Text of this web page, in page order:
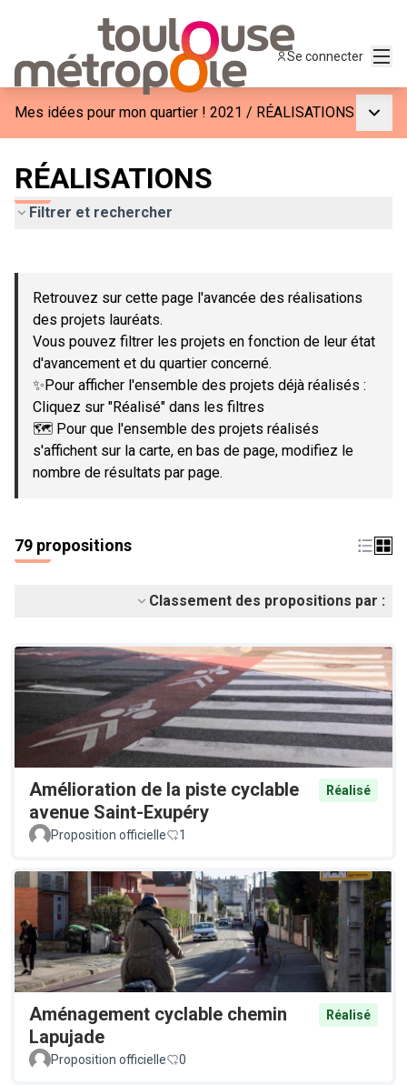
Se connecter
Mes idées pour mon quartier ! 2021 / RÉALISATIONS
RÉALISATIONS
Filtrer et rechercher
−
Retrouvez sur cette page l'avancée des réalisations
des projets lauréats.
Vous pouvez filtrer les projets en fonction de leur état
d'avancement et du quartier concerné.
✨Pour afficher l'ensemble des projets déjà réalisés :
Cliquez sur "Réalisé" dans les filtres
🗺️ Pour que l'ensemble des projets réalisés
s'affichent sur la carte, en bas de page, modifiez le
nombre de résultats par page.
79 propositions
Classement des propositions par :
Amélioration de la piste cyclable
avenue Saint-Exupéry
Réalisé
Proposition officielle 1
Aménagement cyclable chemin
Lapujade
Réalisé
Proposition officielle 0